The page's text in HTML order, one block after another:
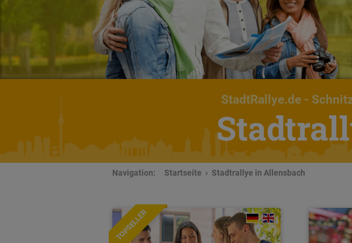
StadtRallye.de-
Navigation: Startseite Stadtrallye in Allensbach
TOPSELLER